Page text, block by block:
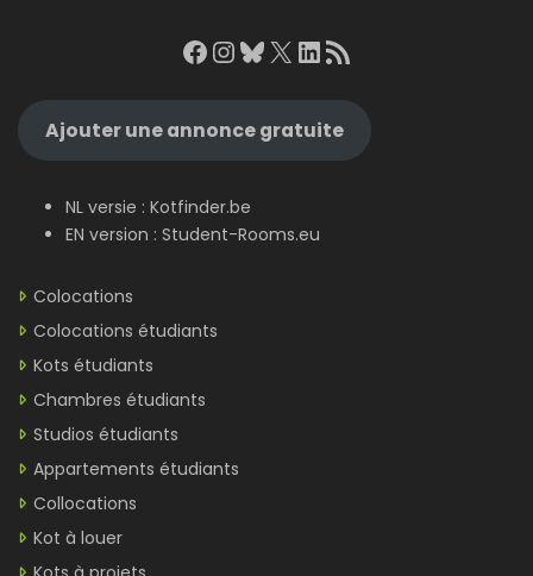
Facebook
Instagram
Bluesky
X LinkedIn
RSS Feed
Ajouter une annonce gratuite
NL versie : Kotfinder.be
EN version : Student-Rooms.eu
Colocations
Colocations étudiants
Kots étudiants
Chambres étudiants
Studios étudiants
Appartements étudiants
Collocations
Kot à louer